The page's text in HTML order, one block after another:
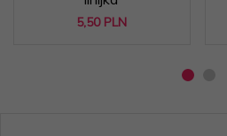
5,50 PLN